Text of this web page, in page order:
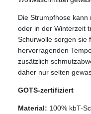
Die Strumpfhose kann
oder in der Winterzeit
Schurwolle sorgen sie
hervorragenden
zusätzlich
daher nur selten
GOTS-zertifiziert
Material: 100% kbT-